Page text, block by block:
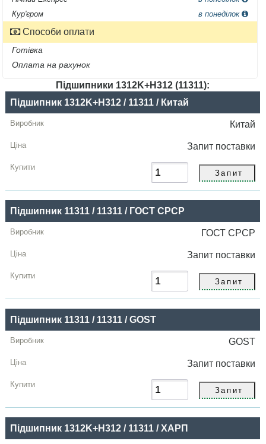
Кур'єром
в понеділок
Способи оплати
Готівка
Оплата на рахунок
Підшипники 1312K+H312 (11311):
Назва
Виробник
Радіальний
грн
Купити
Підшипник 1312K+H312 / 11311 / Китай
Китай
Запит поставки
Підшипник 11311 / 11311 / ГОСТ СРСР
ГОСТ СРСР
Запит поставки
Підшипник 11311 / 11311 / GOST
GOST
Запит поставки
Підшипник 1312K+H312 / 11311 / ХАРП